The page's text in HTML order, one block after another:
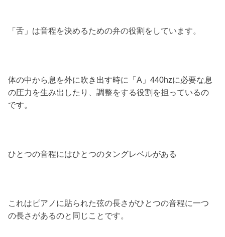
「舌」は音程を決めるための弁の役割をしています。
体の中から息を外に吹き出す時に「A」440hzに必要な息
の圧力を生み出したり、調整をする役割を担っているの
です。
ひとつの音程にはひとつのタングレベルがある
これはピアノに貼られた弦の長さがひとつの音程に一つ
の長さがあるのと同じことです。